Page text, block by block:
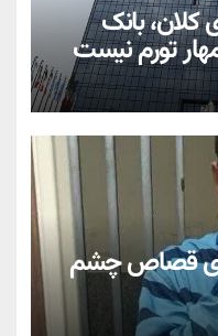
بانک
تورم نیست
قصاص چشم